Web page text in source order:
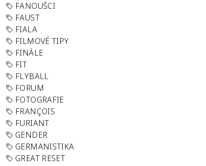
FANOUŠCI
FAUST
FIALA
FILMOVÉ TIPY
FINÁLE
FIT
FLYBALL
FORUM
FOTOGRAFIE
FRANÇOIS
FURIANT
GENDER
GERMANISTIKA
GREAT RESET